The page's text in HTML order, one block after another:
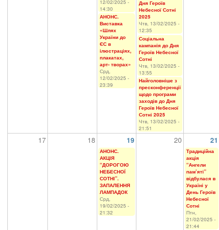
12/02/2025 -
14:30
АНОНС.
Виставка
«Шлях
України до
ЄС в
ілюстраціях,
плакатах,
арт- творах»
Срд,
12/02/2025 -
23:39
Дня Героїв
Небесної Сотні
2025
Чтв, 13/02/2025 -
12:35
Соціальна
кампанія до Дня
Героїв Небесної
Сотні
Чтв, 13/02/2025 -
13:55
Найголовніше з
пресконференції
щодо програми
заходів до Дня
Героїв Небесної
Сотні 2025
Чтв, 13/02/2025 -
21:51
17 18 19 20 21
АНОНС.
АКЦІЯ
“ДОРОГОЮ
НЕБЕСНОЇ
СОТНІ”.
ЗАПАЛЕННЯ
ЛАМПАДОК
Срд,
19/02/2025 -
21:32
Традиційна
акція
“Ангели
пам’яті”
відбулася в
Україні у
День Героїв
Небесної
Сотні
Птн,
21/02/2025 -
21:44